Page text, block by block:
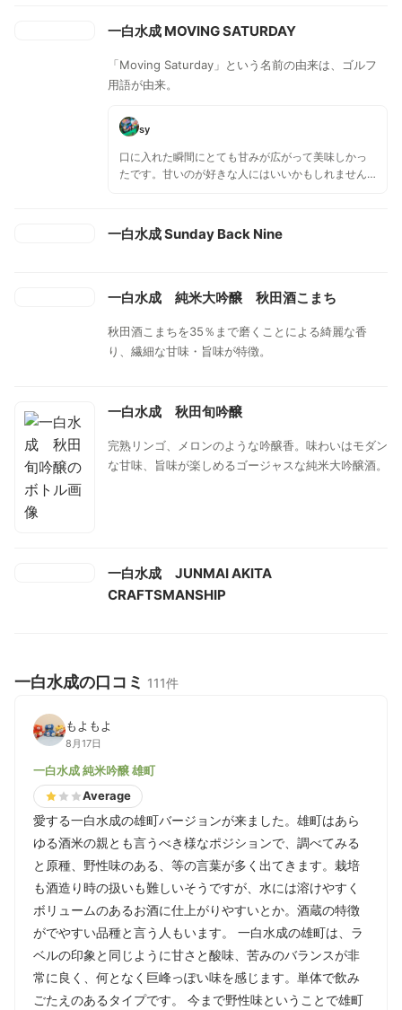
一白水成 MOVING SATURDAY
「Moving Saturday」という名前の由来は、ゴルフ
用語が由来。
sy
口に入れた瞬間にとても甘みが広がって美味しかっ
たです。甘いのが好きな人にはいいかもしれません
るか加賀さんも楽しみにしてます。
一白水成 Sunday Back Nine
一白水成 純米大吟醸 秋田酒こまち
秋田酒こまちを35％まで磨くことによる綺麗な香
り、繊細な甘味・旨味が特徴。
一白水成 秋田旬吟醸
完熟リンゴ、メロンのような吟醸香。味わいはモダン
な甘味、旨味が楽しめるゴージャスな純米大吟醸酒。
一白水成 JUNMAI AKITA
CRAFTSMANSHIP
一白水成の口コミ 111件
もよもよ
8月17日
一白水成 純米吟醸 雄町
Average
愛する一白水成の雄町バージョンが来ました。雄町はあら
ゆる酒米の親とも言うべき様なポジションで、調べてみる
と原種、野性味のある、等の言葉が多く出てきます。栽培
も酒造り時の扱いも難しいそうですが、水には溶けやすく
ボリュームのあるお酒に仕上がりやすいとか。酒蔵の特徴
がでやすい品種と言う人もいます。 一白水成の雄町は、ラ
ベルの印象と同じように甘さと酸味、苦みのバランスが非
常に良く、何となく巨峰っぽい味を感じます。単体で飲み
ごたえのあるタイプです。 今まで野性味ということで雄町